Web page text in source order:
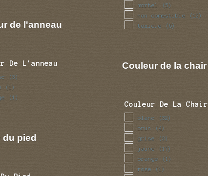
de l'anneau
De L'anneau
(3)
(1)
(1)
du pied
mortel (5)
non comestible (12)
toxique (6)
Couleur de la chair
Couleur De La Chair
blanc (32)
brun (4)
grise (3)
jaune (17)
orange (1)
rose (1)